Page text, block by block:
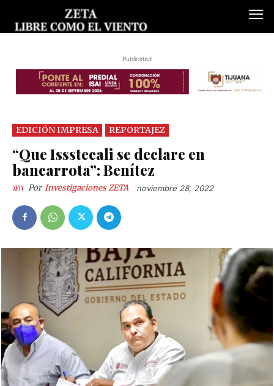
Publicidad
EDICIÓN IMPRESA REPORTAJEZ
“Que Issstecali se declare en
bancarrota”: Benítez
Por Investigaciones ZETA noviembre 28, 2022